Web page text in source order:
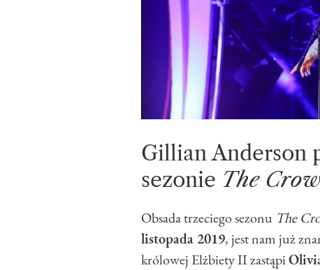
Gillian Anderson
sezonie The
Obsada trzeciego sezonu The
listopada 2019, jest nam już
królowej Elżbiety II zastąpi